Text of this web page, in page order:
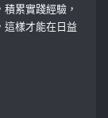
累實踐經驗，
這樣才能在日益